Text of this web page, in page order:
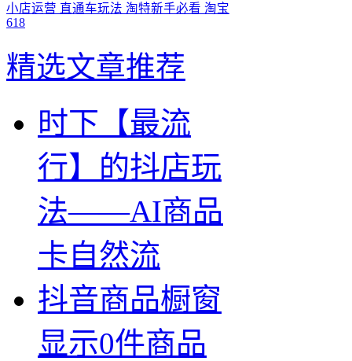
小店运营 直通车玩法 淘特新手必看 淘宝
618
精选文章推荐
时下【最流
行】的抖店玩
法——AI商品
卡自然流
抖音商品橱窗
显示0件商品